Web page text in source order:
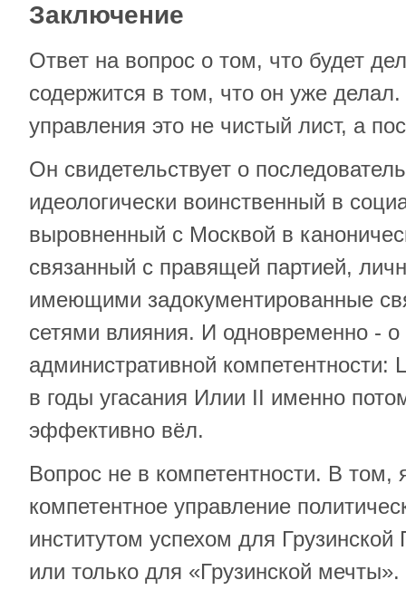
Заключение
Ответ на вопрос о том, что будет
содержится в том, что он уже
управления это не чистый лист, а
Он свидетельствует о
идеологически воинственный в
выровненный с Москвой в
связанный с правящей партией,
имеющими задокументированные
сетями влияния. И одновременно - о
административной компетентности:
в годы угасания Илии II именно
эффективно вёл.
Вопрос не в компетентности. В том,
компетентное управление
институтом успехом для
или только для «Грузинской мечты».